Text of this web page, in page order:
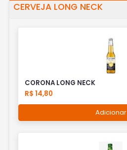
CERVEJA LONG NECK
CORONA LONG NECK
R$ 14,80
Adicionar